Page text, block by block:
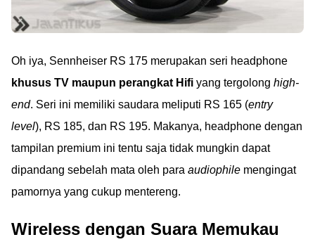
Oh iya, Sennheiser RS 175 merupakan seri headphone
khusus TV maupun perangkat Hifi yang tergolong high-
end. Seri ini memiliki saudara meliputi RS 165 (entry
level), RS 185, dan RS 195. Makanya, headphone dengan
tampilan premium ini tentu saja tidak mungkin dapat
dipandang sebelah mata oleh para audiophile mengingat
pamornya yang cukup mentereng.
Wireless dengan Suara Memukau